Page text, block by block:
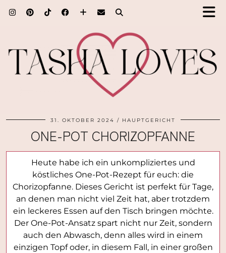
31. OKTOBER 2024 HAUPTGERICHT
ONE-POT CHORIZOPFANNE
Heute habe ich ein unkompliziertes und
köstliches One-Pot-Rezept für euch: die
Chorizopfanne. Dieses Gericht ist perfekt für Tage,
an denen man nicht viel Zeit hat, aber trotzdem
ein leckeres Essen auf den Tisch bringen möchte.
Der One-Pot-Ansatz spart nicht nur Zeit, sondern
auch den Abwasch, denn alles wird in einem
einzigen Topf oder, in diesem Fall, in einer großen